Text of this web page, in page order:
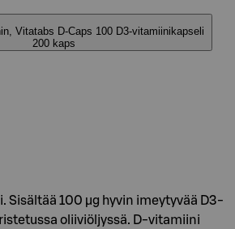
Vitatabs D-Caps 100 D3-vitamiinikapseli
200 kaps
Sisältää 100 µg hyvin imeytyvää D3-
oliiviöljyssä. D-vitamiini